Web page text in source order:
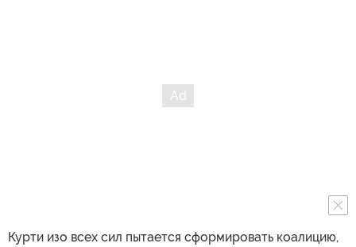
Курти изо всех сил пытается сформировать коалицию,